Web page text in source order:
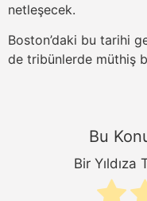
netleşecek.
Boston’daki bu tarihi
de tribünlerde müthiş
Bu
Bir Yıldıza